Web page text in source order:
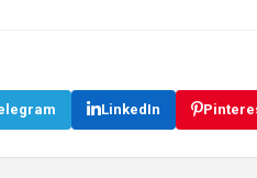
LinkedIn